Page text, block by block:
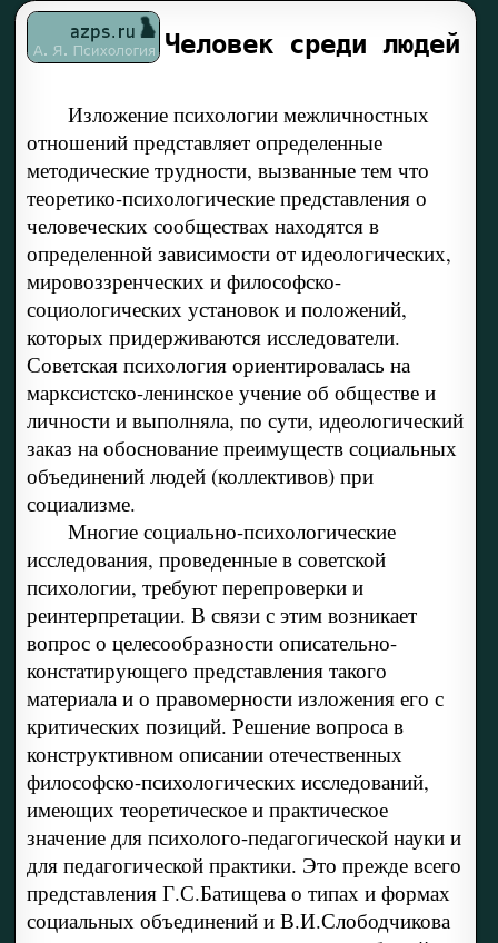
Человек среди людей
Изложение психологии межличностных
отношений представляет определенные
методические трудности, вызванные тем что
теоретико-психологические представления о
человеческих сообществах находятся в
определенной зависимости от идеологических,
мировоззренческих и философско-
социологических установок и положений,
которых придерживаются исследователи.
Советская психология ориентировалась на
марксистско-ленинское учение об обществе и
личности и выполняла, по сути, идеологический
заказ на обоснование преимуществ социальных
объединений людей (коллективов) при
социализме.
Многие социально-психологические
исследования, проведенные в советской
психологии, требуют перепроверки и
реинтерпретации. В связи с этим возникает
вопрос о целесообразности описательно-
констатирующего представления такого
материала и о правомерности изложения его с
критических позиций. Решение вопроса в
конструктивном описании отечественных
философско-психологических исследований,
имеющих теоретическое и практическое
значение для психолого-педагогической науки и
для педагогической практики. Это прежде всего
представления Г.С.Батищева о типах и формах
социальных объединений и В.И.Слободчикова